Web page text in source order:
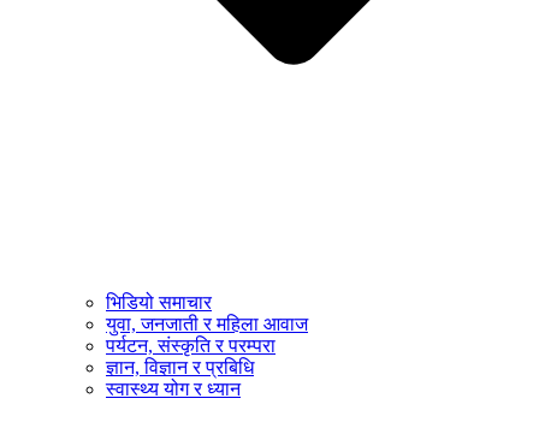
भिडियो समाचार
युवा, जनजाती र महिला आवाज
पर्यटन, संस्कृति र परम्परा
ज्ञान, विज्ञान र प्रबिधि
स्वास्थ्य योग र ध्यान